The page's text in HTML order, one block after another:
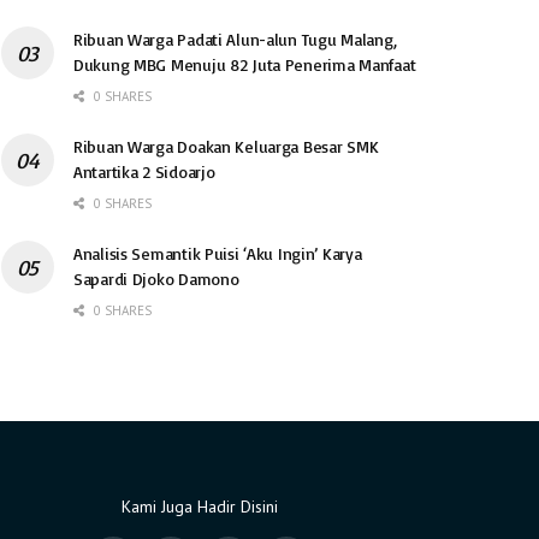
Ribuan Warga Padati Alun-alun Tugu Malang,
Dukung MBG Menuju 82 Juta Penerima Manfaat
0 SHARES
Ribuan Warga Doakan Keluarga Besar SMK
Antartika 2 Sidoarjo
0 SHARES
Analisis Semantik Puisi ‘Aku Ingin’ Karya
Sapardi Djoko Damono
0 SHARES
Kami Juga Hadir Disini